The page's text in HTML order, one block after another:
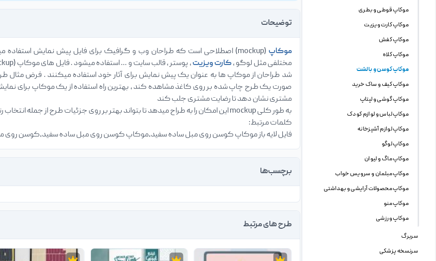
موکاپ قوطی و بطری
موکاپ کارت ویزیت
موکاپ کفش
موکاپ کلاه
موکاپ کوسن و بالشت
موکاپ کیف و ساک خرید
موکاپ گوشی و لپتاپ
موکاپ لباس و لوازم کودک
موکاپ لوازم آشپزخانه
موکاپ لوگو
موکاپ ماگ و لیوان
موکاپ مبلمان و سرویس خواب
موکاپ محصولات آرایشی و بهداشتی
موکاپ منو
موکاپ ورزشی
سربرگ
سرنسخه پزشکی
توضیحات
موکاپ (mockup) اصطلاحی است که طراحان وب و گرافیک برای فایل پیش نمایش استفاده میکنند ، mockup ها
مختلفی مثل لوگو ،کارت ویزیت
شد طراحان از موکاپ ها به عنوان یک پیش نمایش برای آثار خود استفاده میکنند . فرض مثال
صورت یک طرح چاپ شده بر روی کاغذ مشاهده کند ، بهترین راه استفاده از یک موکاپ برای
مشتری نشان دهد تا رضایت مشتری جلب کند
به طور کلی mockup این امکان را به طراح میدهد تا بتواند بهتر بر روی جزئیات طرح از جمله انتخاب رنگ ، سایز ، سبک نمایش و … تصمیم گیری کند.
کلمات مرتبط:
فایل لایه باز موکاپ کوسن روی مبل ساده سفید،موکاپ کوسن روی مبل ساده سفید،کوسن
برچسب‌ها
طرح های مرتبط